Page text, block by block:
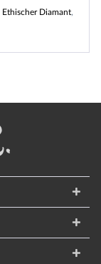
Ethischer Diamant,